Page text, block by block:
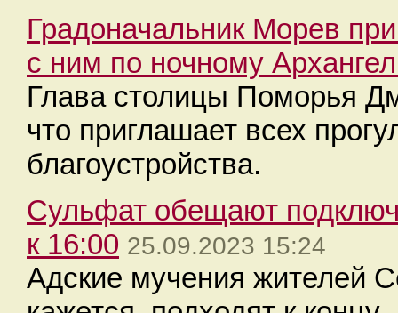
Градоначальник Морев
с ним по ночному
Глава столицы Поморья
что приглашает всех
благоустройства.
Сульфат обещают
к 16:00 25.09.2023 15:24
Адские мучения жителей